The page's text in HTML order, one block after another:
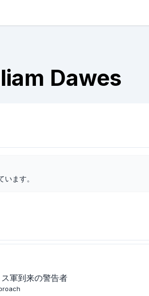
Dawes
ます。
軍到来の警告者